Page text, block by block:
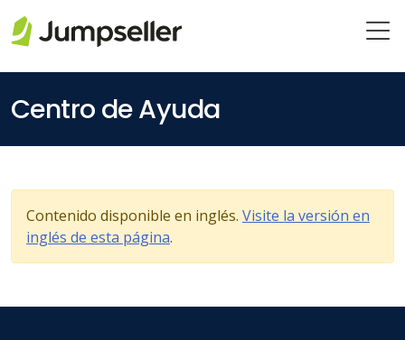
Centro de Ayuda
Contenido disponible en inglés. Visite la versión en
inglés de esta página.